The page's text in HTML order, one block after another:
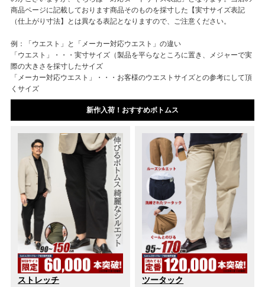
商品ページに記載しております商品そのものを採寸した【実寸サイズ表記
（仕上がり寸法】とは異なる表記となりますので、ご注意ください。
例：「ウエスト」と「メーカー対応ウエスト」の違い
「ウエスト」・・・実寸サイズ（製品を平らなところに置き、メジャーで実
際の大きさを採寸したサイズ
「メーカー対応ウエスト」・・・お客様のウエストサイズとの参考にして頂
くサイズ
新作入荷！おすすめボトムス
ストレッチ
ツータック